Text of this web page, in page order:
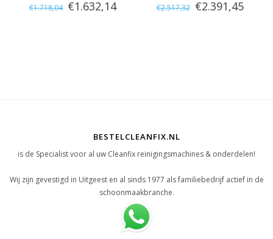
€1.718,04 €1.632,14 Speed
€2.517,32 €2.391,45
BESTELCLEANFIX.NL
is de Specialist voor al uw Cleanfix reinigingsmachines & onderdelen!
Wij zijn gevestigd in Uitgeest en al sinds 1977 als familiebedrijf actief in de
schoonmaakbranche.